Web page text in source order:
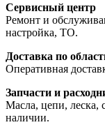
Сервисный центр
Ремонт и
настройка, ТО.
Доставка по
Оперативная
Запчасти и
Масла, цепи, леска,
наличии.